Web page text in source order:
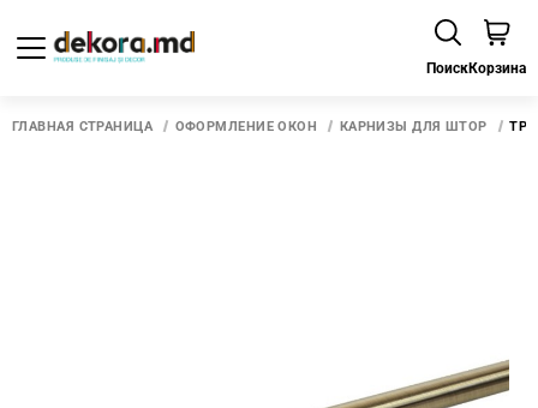
ПоискКорзина
ГЛАВНАЯ СТРАНИЦА ОФОРМЛЕНИЕ ОКОН КАРНИЗЫ ДЛЯ ШТОР